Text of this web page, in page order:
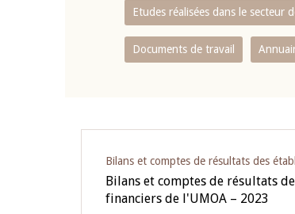
Etudes réalisées dans le secteur
Documents de travail
Bilans et comptes de résultats des
Bilans et comptes de résultats
financiers de l'UMOA – 2023